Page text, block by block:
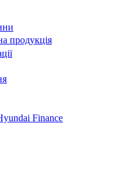
продукція
Finance